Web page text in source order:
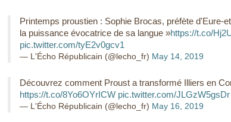
Printemps proustien : Sophie Brocas, préfète d'Eure-
la puissance évocatrice de sa langue »https://t.co/
pic.twitter.com/tyE2v0gcv1
— L'Écho Républicain (@lecho_fr) May 14, 2019
Découvrez comment Proust a transformé Illiers en
https://t.co/8Yo6OYrICW pic.twitter.com/JLGzW5gsDr
— L'Écho Républicain (@lecho_fr) May 16, 2019